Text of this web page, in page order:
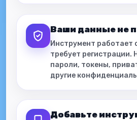
Ваши данные не
Инструмент работает
требует регистрации.
пароли, токены,
другие
Добавьте